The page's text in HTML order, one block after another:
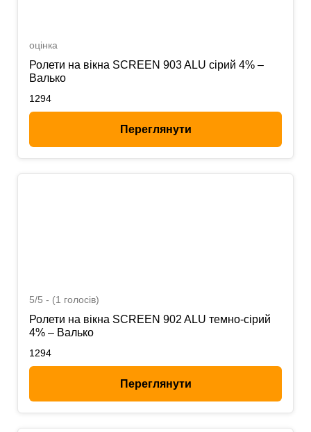
оцінка
Ролети на вікна SCREEN 903 ALU сірий 4% –
Валько
1294
Переглянути
5/5 - (1 голосів)
Ролети на вікна SCREEN 902 ALU темно-сірий
4% – Валько
1294
Переглянути